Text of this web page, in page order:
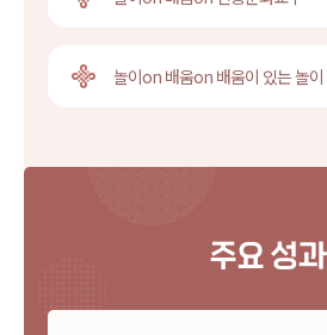
놀이on 배움on 배움이 있는 놀이
주요 성과